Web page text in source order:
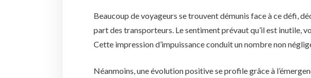
Beaucoup de voyageurs se trouvent démunis face à ce défi,
part des transporteurs. Le sentiment prévaut qu’il est inutile,
Cette impression d’impuissance conduit un nombre non
Néanmoins, une évolution positive se profile grâce à